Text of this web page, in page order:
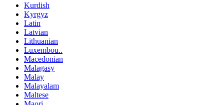
Kurdish
Kyrgyz
Latin
Latvian
Lithuanian
Luxembou..
Macedonian
Malagasy
Malay
Malayalam
Maltese